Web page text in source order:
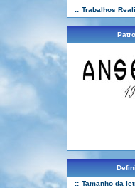
:: Trabalhos
:: Tamanho da